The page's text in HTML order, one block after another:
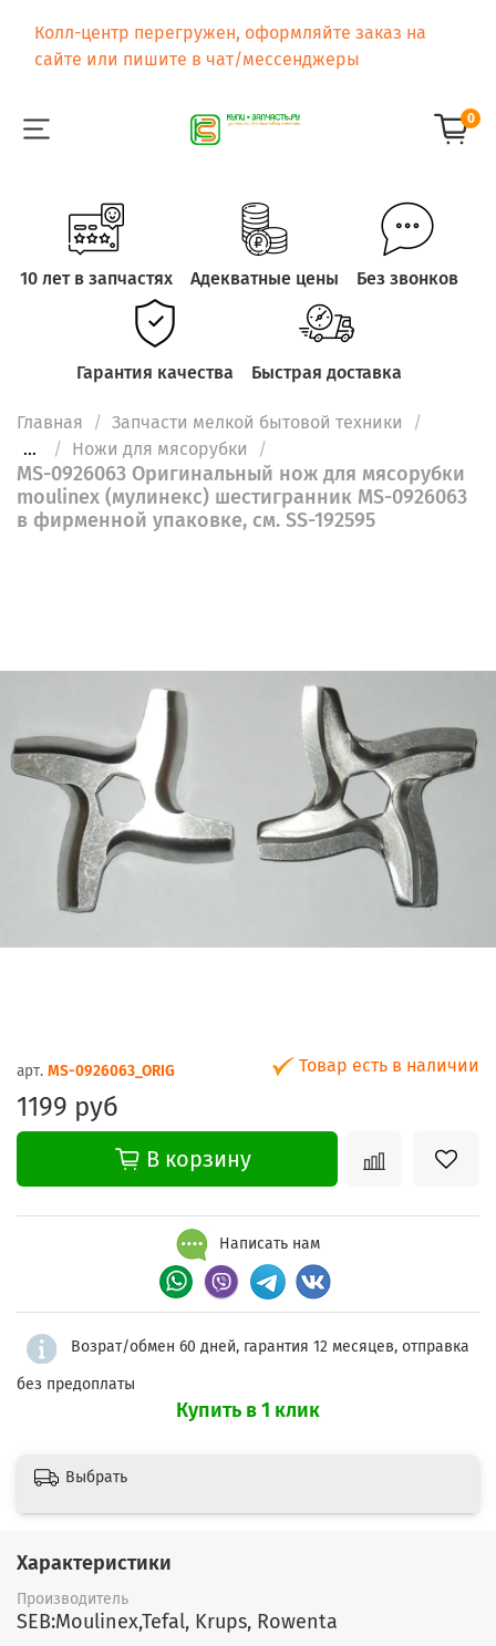
Колл-центр перегружен, оформляйте заказ на
сайте или пишите в чат/мессенджеры
0
10 лет в запчастях Адекватные цены Без звонков
Гарантия качества Быстрая доставка
Главная
Запчасти мелкой бытовой техники
...
Ножи для мясорубки
MS-0926063 Оригинальный нож для мясорубки
moulinex (мулинекс) шестигранник MS-0926063
в фирменной упаковке, см. SS-192595
арт. MS-0926063_ORIG Товар есть в наличии
1199 руб
В корзину
Написать нам
Возрат/обмен 60 дней, гарантия 12 месяцев, отправка
без предоплаты
Купить в 1 клик
Выбрать
Характеристики
Производитель
SEB:Moulinex,Tefal, Krups, Rowenta